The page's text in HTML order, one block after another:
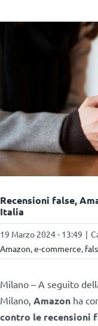
Recensioni false,
Italia
19 Marzo 2024 - 13:49 |
Amazon,e-commerce,
Milano – A seguito
Milano, Amazon ha
contro le recensioni